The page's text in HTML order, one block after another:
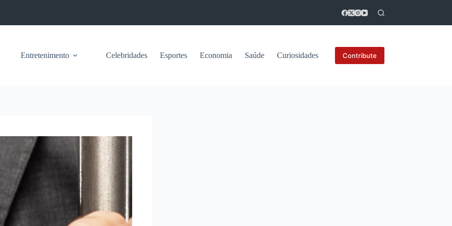
Entretenimento Celebridades Esportes Economia Saúde Curiosidades Contribute